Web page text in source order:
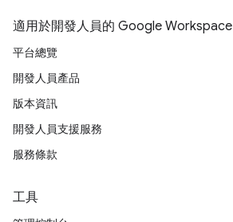
適用於開發人員的 Google Workspace
平台總覽
開發人員產品
版本資訊
開發人員支援服務
服務條款
工具